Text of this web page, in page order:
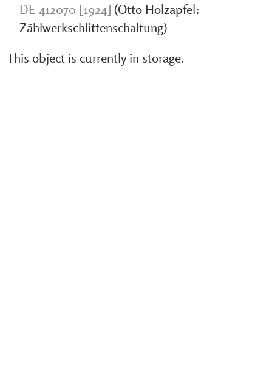
DE 412070 [1924] (Otto Holzapfel:
Zählwerkschlittenschaltung)
This object is currently in storage.